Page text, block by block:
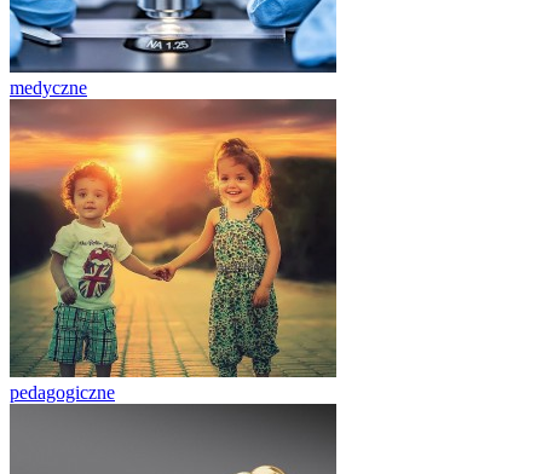
medyczne
pedagogiczne